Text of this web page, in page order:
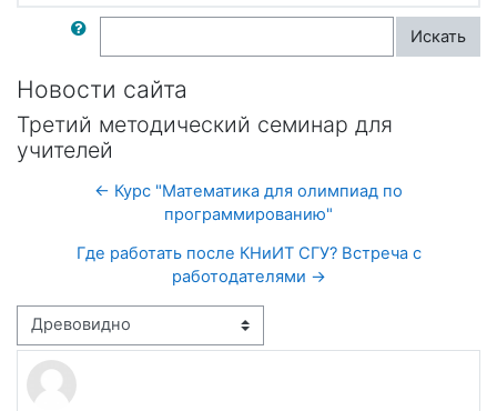
Поиск по форумам Искать
Новости сайта
Третий методический семинар для
учителей
← Курс "Математика для олимпиад по
программированию"
Где работать после КНиИТ СГУ? Встреча с
работодателями →
Режим отображения